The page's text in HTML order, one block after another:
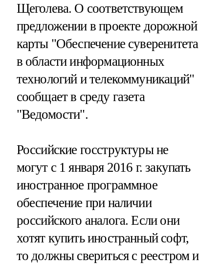
Щеголева. О соответствующем
предложении в проекте дорожной
карты "Обеспечение суверенитета
в области информационных
технологий и телекоммуникаций"
сообщает в среду газета
"Ведомости".
Российские госструктуры не
могут с 1 января 2016 г. закупать
иностранное программное
обеспечение при наличии
российского аналога. Если они
хотят купить иностранный софт,
то должны свериться с реестром и